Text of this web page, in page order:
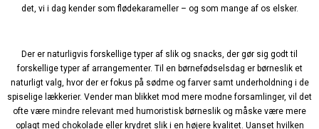
det, vi i dag kender som flødekarameller – og som mange af os elsker.
Der er naturligvis forskellige typer af slik og snacks, der gør sig godt til
forskellige typer af arrangementer. Til en børnefødselsdag er børneslik et
naturligt valg, hvor der er fokus på sødme og farver samt underholdning i de
spiselige lækkerier. Vender man blikket mod mere modne forsamlinger, vil det
ofte være mindre relevant med humoristisk børneslik og måske være mere
oplagt med chokolade eller krydret slik i en højere kvalitet. Uanset hvilken